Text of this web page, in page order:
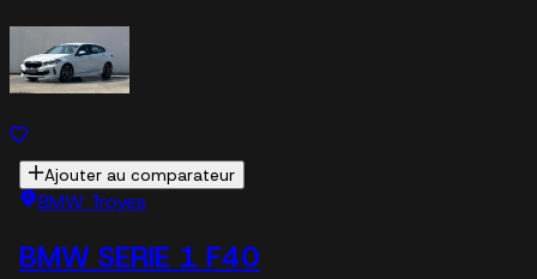
Ajouter au comparateur
BMW Troyes
BMW SERIE 1 F40